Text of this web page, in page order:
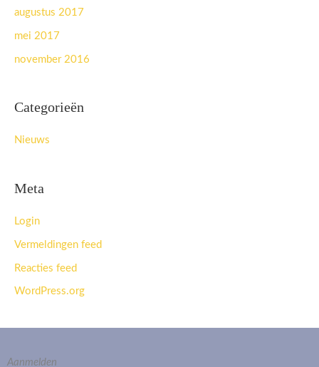
augustus 2017
mei 2017
november 2016
Categorieën
Nieuws
Meta
Login
Vermeldingen feed
Reacties feed
WordPress.org
Aanmelden